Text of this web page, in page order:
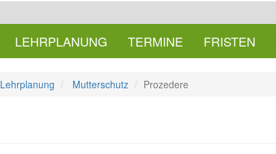
LEHRPLANUNG TERMINE FRISTEN
Lehrplanung Mutterschutz Prozedere